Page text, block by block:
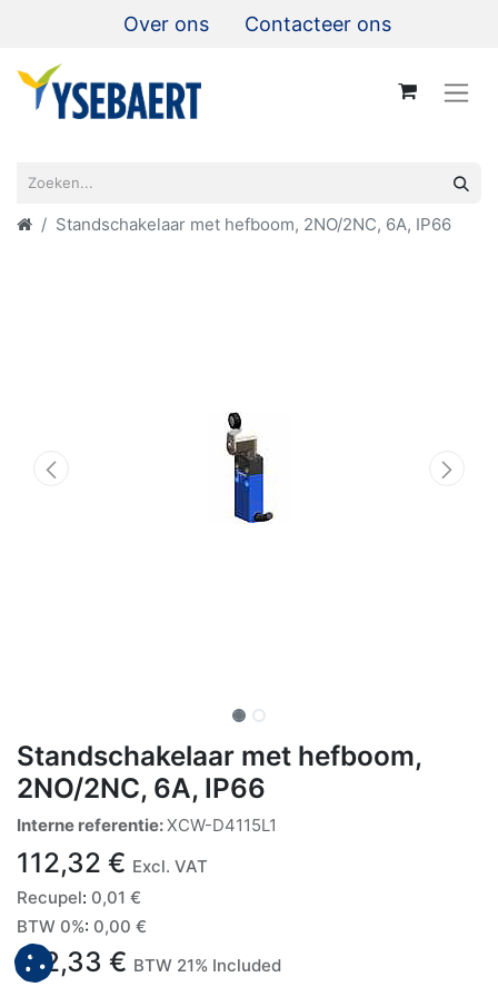
Over ons Contacteer ons
Standschakelaar met hefboom, 2NO/2NC, 6A, IP66
Standschakelaar met hefboom,
2NO/2NC, 6A, IP66
Interne referentie:XCW-D4115L1
112,32 € Excl. VAT
Recupel: 0,01 €
BTW 0%: 0,00 €
112,33 € BTW 21% Included